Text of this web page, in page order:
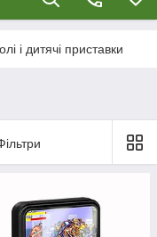
і дитячі приставки